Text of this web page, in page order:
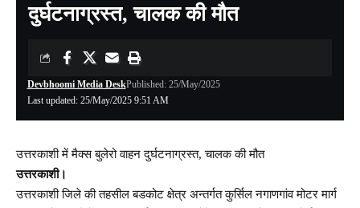
दुर्घटनाग्रस्त, चालक की मौत
Last updated: 25/May/2025 9:51 AM
Devbhoomi Media DeskPublished: 25/May/2025
उत्तरकाशी में मैक्स बुलेरो वाहन दुर्घटनाग्रस्त, चालक की मौत
उत्तरकाशी।
उत्तरकाशी जिले की तहसील बडकोट क्षेत्र अन्तर्गत कुर्सिल नगाणगांव मोटर मार्ग